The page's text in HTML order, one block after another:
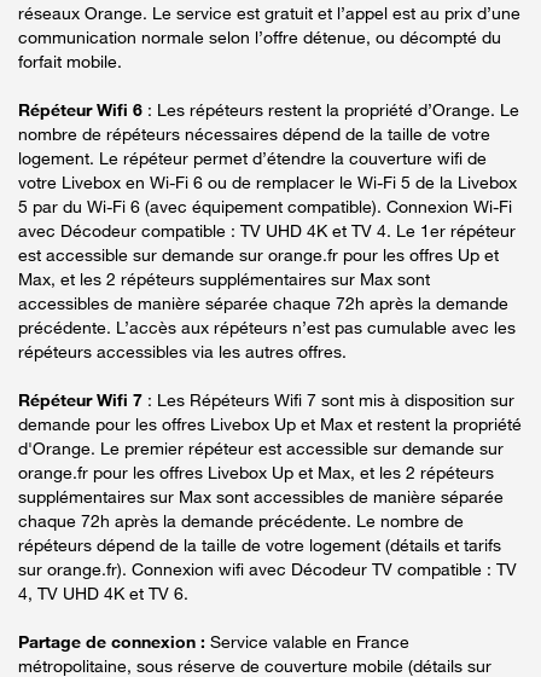
réseaux Orange. Le service est gratuit et l’appel est au prix d’une
communication normale selon l’offre détenue, ou décompté du
forfait mobile.
Répéteur Wifi 6 : Les répéteurs restent la propriété d’Orange. Le
nombre de répéteurs nécessaires dépend de la taille de votre
logement. Le répéteur permet d’étendre la couverture wifi de
votre Livebox en Wi-Fi 6 ou de remplacer le Wi-Fi 5 de la Livebox
5 par du Wi-Fi 6 (avec équipement compatible). Connexion Wi-Fi
avec Décodeur compatible : TV UHD 4K et TV 4. Le 1er répéteur
est accessible sur demande sur orange.fr pour les offres Up et
Max, et les 2 répéteurs supplémentaires sur Max sont
accessibles de manière séparée chaque 72h après la demande
précédente. L’accès aux répéteurs n’est pas cumulable avec les
répéteurs accessibles via les autres offres.
Répéteur Wifi 7 : Les Répéteurs Wifi 7 sont mis à disposition sur
demande pour les offres Livebox Up et Max et restent la propriété
d'Orange. Le premier répéteur est accessible sur demande sur
orange.fr pour les offres Livebox Up et Max, et les 2 répéteurs
supplémentaires sur Max sont accessibles de manière séparée
chaque 72h après la demande précédente. Le nombre de
répéteurs dépend de la taille de votre logement (détails et tarifs
sur orange.fr). Connexion wifi avec Décodeur TV compatible : TV
4, TV UHD 4K et TV 6.
Partage de connexion : Service valable en France
métropolitaine, sous réserve de couverture mobile (détails sur